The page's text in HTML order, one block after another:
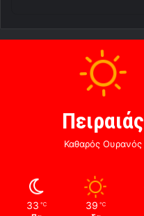
Πειραιάς
Καθαρός Ουρανός
33 ℃ 39 ℃